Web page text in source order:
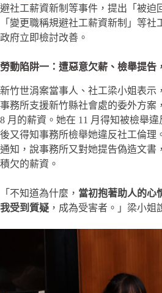
避社工薪資新制等事件，提出「被迫
「變更職稱規避社工薪資新制」等
政府立即檢討改善。
勞動陷阱一：遭惡意欠薪、檢舉提告
新竹世涓案當事人、社工梁小姐表示
事務所支援新竹縣社會處的委外方案
8 月的薪資。她在 11 月得知被檢舉違
後又得知事務所檢舉她違反社工倫理
通知，說事務所又對她提告偽造文書
積欠的薪資。
「不知道為什麼， 當初抱著助人的心
我受到質疑 ，成為受害者。」梁小姐